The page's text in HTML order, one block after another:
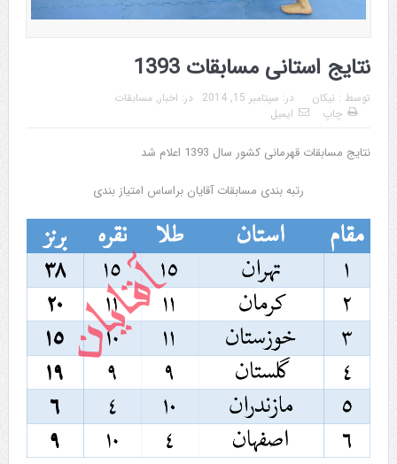
نتایج استانی مسابقات 1393
توسط : نیکان در: سپتامبر 15, 2014 در: اخبار, مسابقات
چاپ
ایمیل
نتایج مسابقات قهرمانی کشور سال 1393 اعلام شد
رتبه بندی مسابقات آقایان براساس امتیاز بندی